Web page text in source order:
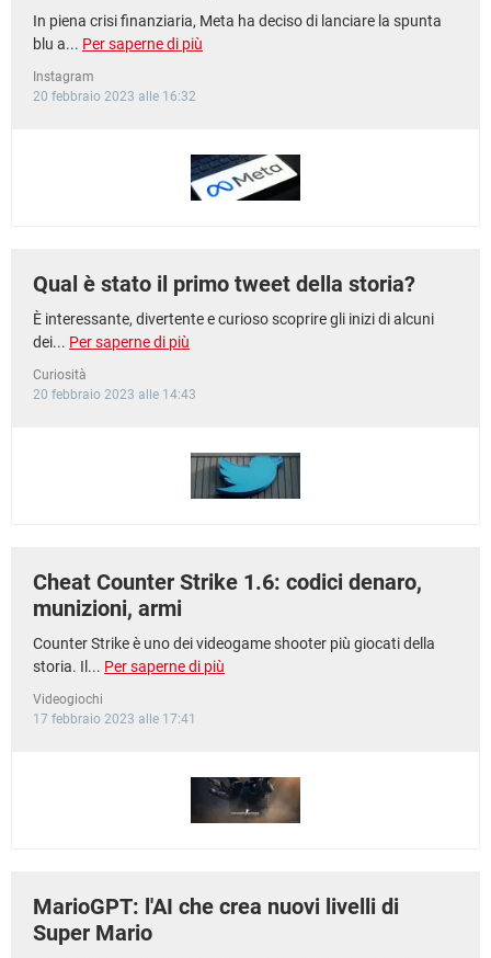
In piena crisi finanziaria, Meta ha deciso di lanciare la spunta
blu a... Per saperne di più
Instagram
20 febbraio 2023 alle 16:32
Qual è stato il primo tweet della storia?
È interessante, divertente e curioso scoprire gli inizi di alcuni
dei... Per saperne di più
Curiosità
20 febbraio 2023 alle 14:43
Cheat Counter Strike 1.6: codici denaro,
munizioni, armi
Counter Strike è uno dei videogame shooter più giocati della
storia. Il... Per saperne di più
Videogiochi
17 febbraio 2023 alle 17:41
MarioGPT: l'AI che crea nuovi livelli di
Super Mario